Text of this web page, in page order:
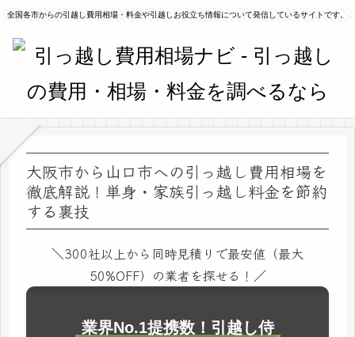
全国各市からの引越し費用相場・料金や引越しお役立ち情報について発信しているサイトです。
大阪市から山口市への引っ越し費用相場を
徹底解説！単身・家族引っ越し料金を節約
する裏技
＼300社以上から同時見積りで最安値（最大
50%OFF）の業者を探せる！／
業界No.1提携数！引越し侍